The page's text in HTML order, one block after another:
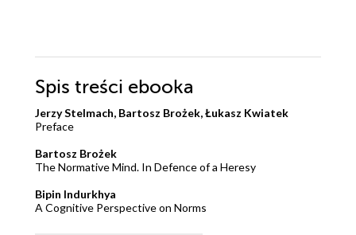
Spis treści ebooka
Jerzy Stelmach, Bartosz Brożek, Łukasz Kwiatek
Preface
Bartosz Brożek
The Normative Mind. In Defence of a Heresy
Bipin Indurkhya
A Cognitive Perspective on Norms